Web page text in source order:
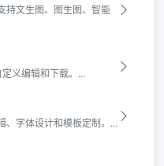
持文生图、图生图、智能
义编辑和下载。...
、字体设计和模板定制。...